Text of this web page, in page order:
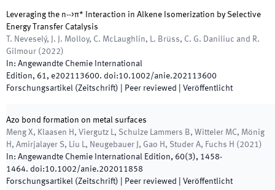
Leveraging the n-->π* Interaction in Alkene Isomerization by Selective
Energy Transfer Catalysis
T. Neveselý, J. J. Molloy, C. McLaughlin, L. Brüss, C. G. Daniliuc and R.
Gilmour ( 2022)
In: Angewandte Chemie International
Edition, 61, e202113600. doi:10.1002/anie.202113600
Forschungsartikel (Zeitschrift) | Peer reviewed Veröffentlicht
Azo bond formation on metal surfaces
Meng X, Klaasen H, Viergutz L, Schulze Lammers B, Witteler MC, Mönig
H, Amirjalayer S, Liu L, Neugebauer J, Gao H, Studer A, Fuchs H ( 2021)
In: Angewandte Chemie International Edition, 60(3), 1458-
1464. doi:10.1002/anie.202011858
Forschungsartikel (Zeitschrift) | Peer reviewed Veröffentlicht